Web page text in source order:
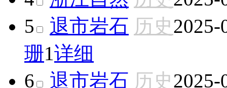
5
退市岩石 历史2025-
珊1详细
6
退市岩石 历史2025-